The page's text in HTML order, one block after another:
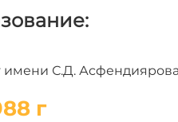
С.Д.
г